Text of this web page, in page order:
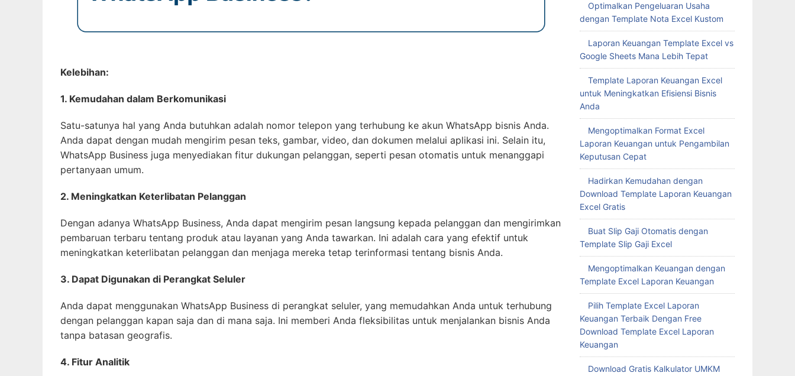
Kelebihan:
1. Kemudahan dalam Berkomunikasi
Satu-satunya hal yang Anda butuhkan adalah nomor telepon yang terhubung ke akun WhatsApp bisnis Anda.
Anda dapat dengan mudah mengirim pesan teks, gambar, video, dan dokumen melalui aplikasi ini. Selain itu,
WhatsApp Business juga menyediakan fitur dukungan pelanggan, seperti pesan otomatis untuk menanggapi
pertanyaan umum.
2. Meningkatkan Keterlibatan Pelanggan
Dengan adanya WhatsApp Business, Anda dapat mengirim pesan langsung kepada pelanggan dan mengirimkan
pembaruan terbaru tentang produk atau layanan yang Anda tawarkan. Ini adalah cara yang efektif untuk
meningkatkan keterlibatan pelanggan dan menjaga mereka tetap terinformasi tentang bisnis Anda.
3. Dapat Digunakan di Perangkat Seluler
Anda dapat menggunakan WhatsApp Business di perangkat seluler, yang memudahkan Anda untuk terhubung
dengan pelanggan kapan saja dan di mana saja. Ini memberi Anda fleksibilitas untuk menjalankan bisnis Anda
tanpa batasan geografis.
4. Fitur Analitik
Optimalkan Pengeluaran Usaha
dengan Template Nota Excel Kustom
Laporan Keuangan Template Excel vs
Google Sheets Mana Lebih Tepat
Template Laporan Keuangan Excel
untuk Meningkatkan Efisiensi Bisnis
Anda
Mengoptimalkan Format Excel
Laporan Keuangan untuk Pengambilan
Keputusan Cepat
Hadirkan Kemudahan dengan
Download Template Laporan Keuangan
Excel Gratis
Buat Slip Gaji Otomatis dengan
Template Slip Gaji Excel
Mengoptimalkan Keuangan dengan
Template Excel Laporan Keuangan
Pilih Template Excel Laporan
Keuangan Terbaik Dengan Free
Download Template Excel Laporan
Keuangan
Download Gratis Kalkulator UMKM